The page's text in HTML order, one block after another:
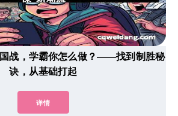
战，学霸你怎么做？——找到制胜秘
诀，从基础打起
详情